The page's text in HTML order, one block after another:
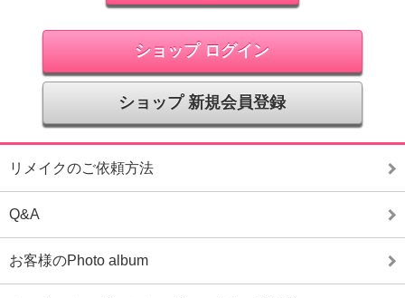
ショップ ログイン
ショップ 新規会員登録
リメイクのご依頼方法
Q&A
お客様のPhoto album